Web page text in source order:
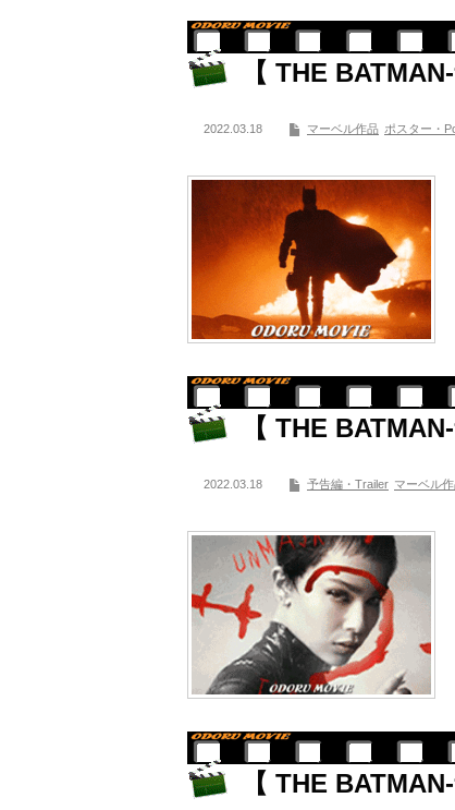
【 THE
2022.03.18 マーベル作品 ポスター・
【 THE
2022.03.18 予告編・Trailer マーベル
【 THE